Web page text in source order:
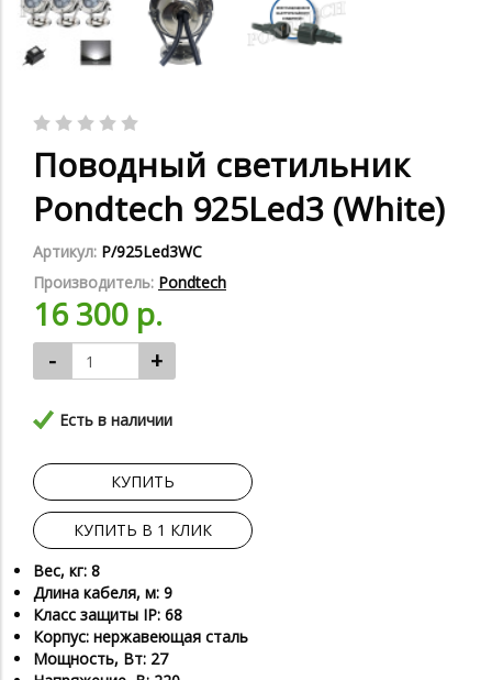
Поводный светильник
Pondtech 925Led3 (White)
Артикул: P/925Led3WC
Производитель: Pondtech
16 300 р.
- +
Есть в наличии
КУПИТЬ
КУПИТЬ В 1 КЛИК
Вес, кг: 8
Длина кабеля, м: 9
Класс защиты IP: 68
Корпус: нержавеющая сталь
Мощность, Вт: 27